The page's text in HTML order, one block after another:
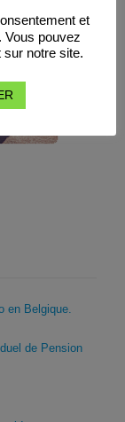
en Belgique.
de Pension
et
Vous pouvez
notre site.